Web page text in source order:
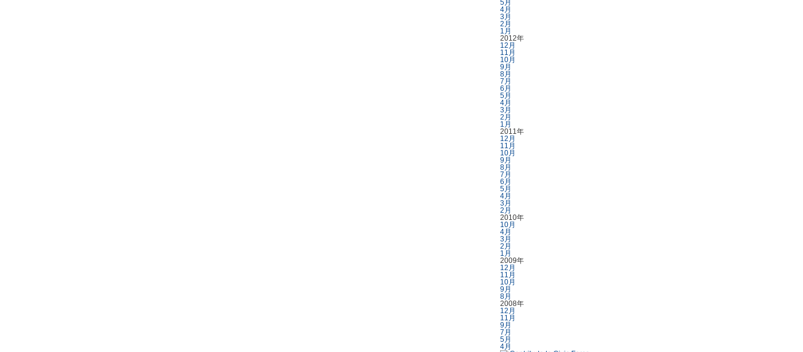
5月
4月
3月
2月
1月
2012年
12月
11月
10月
9月
8月
7月
6月
5月
4月
3月
2月
1月
2011年
12月
11月
10月
9月
8月
7月
6月
5月
4月
3月
2月
2010年
10月
4月
3月
2月
1月
2009年
12月
11月
10月
9月
8月
2008年
12月
11月
9月
7月
5月
4月